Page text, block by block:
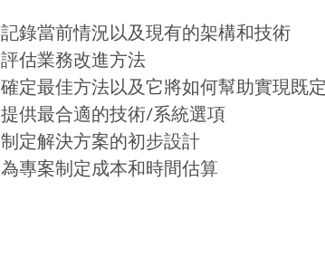
記錄當前情況以及現有的架構和技術
評估業務改進方法
確定最佳方法以及它將如何幫助實現既
提供最合適的技術/系統選項
制定解決方案的初步設計
為專案制定成本和時間估算